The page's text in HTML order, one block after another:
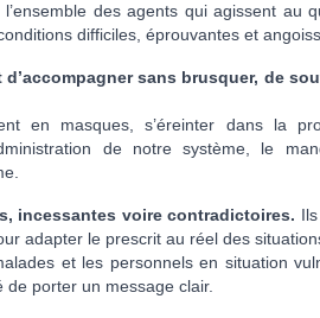
des agents qui agissent au
difficiles, éprouvantes et
sans brusquer, de
en masques, s’éreinter dans la
de notre système, le
incessantes voire contradictoires.
adapter le prescrit au réel des
et les personnels en situation
porter un message clair.